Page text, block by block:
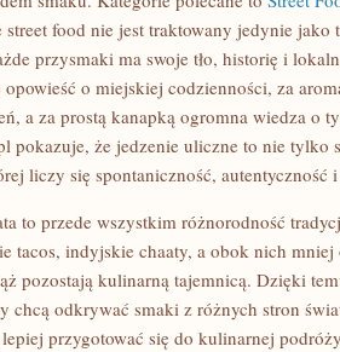
food nie jest traktowany jedynie jako
przysmaki ma swoje tło, historię i
o miejskiej codzienności, za
a za prostą kanapką ogromna wiedza o
pokazuje, że jedzenie uliczne to nie tylko
liczy się spontaniczność, autentyczność
to przede wszystkim różnorodność
tacos, indyjskie chaaty, a obok nich
pozostają kulinarną tajemnicą. Dzięki
chcą odkrywać smaki z różnych stron
przygotować się do kulinarnej